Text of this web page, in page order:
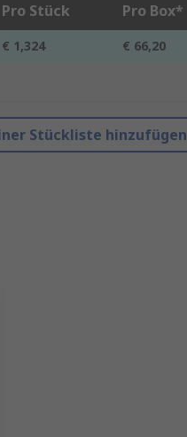
Pro Stück Pro Box*
€ 1,324 € 66,20
Stückliste hinzufügen